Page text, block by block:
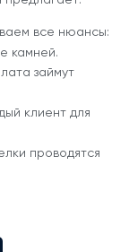
все нюансы:
камней.
займут
клиент для
проводятся